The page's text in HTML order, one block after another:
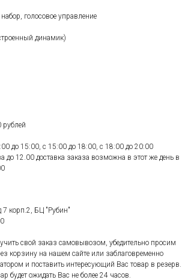
голосовое управление
динамик)
рублей
до 15:00, с 15:00 до 18:00, с 18:00 до 20:00
12.00 доставка заказа возможна в этот же день в
7 корп.2, БЦ "Рубин"
свой заказ самовывозом, убедительно просим
корзину на нашем сайте или заблаговременно
и поставить интересующий Вас товар в резерв.
будет ожидать Вас не более 24 часов.